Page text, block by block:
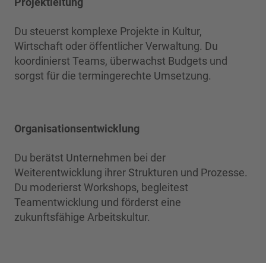
Du steuerst komplexe Projekte in Kultur,
Wirtschaft oder öffentlicher Verwaltung. Du
koordinierst Teams, überwachst Budgets und
sorgst für die termingerechte Umsetzung.
Organisationsentwicklung
Du berätst Unternehmen bei der
Weiterentwicklung ihrer Strukturen und Prozesse.
Du moderierst Workshops, begleitest
Teamentwicklung und förderst eine
zukunftsfähige Arbeitskultur.